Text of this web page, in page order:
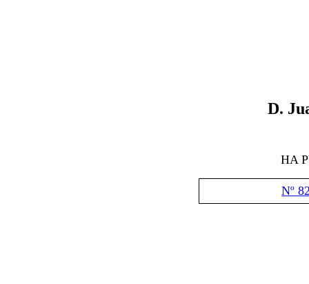
D.
HA
Nº